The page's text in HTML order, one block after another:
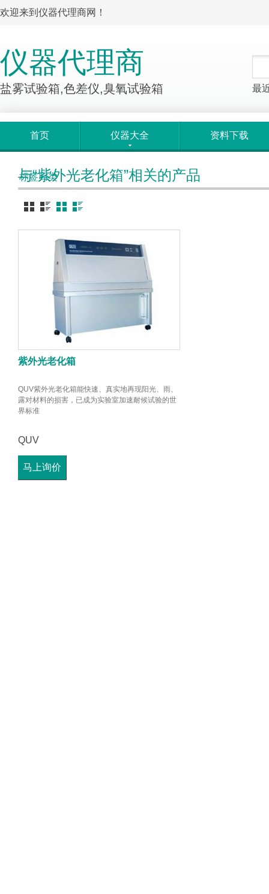
欢迎来到仪器代理商网！
仪器代理商
盐雾试验箱,色差仪,臭氧试验箱 最
首页 仪器大全 资料下载
标签归类
与“紫外光老化箱”相关的产品
紫外光老化箱
QUV紫外光老化箱能快速、真实地再现阳光、雨、
露对材料的损害，已成为实验室加速耐候试验的世
界标准
QUV
马上询价